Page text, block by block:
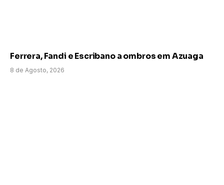
Ferrera, Fandi e Escribano a ombros em Azuaga
8 de Agosto, 2026